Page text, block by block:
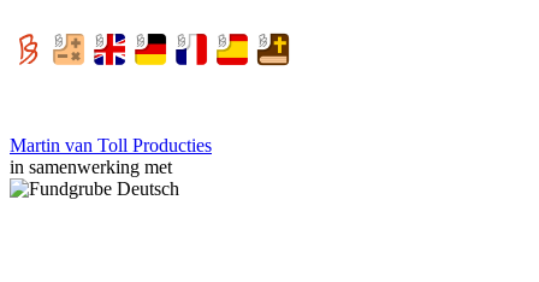
Martin van Toll Producties
in samenwerking met